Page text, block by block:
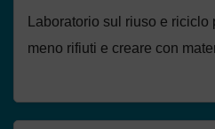
Laboratorio sul riuso e
meno rifiuti e creare con